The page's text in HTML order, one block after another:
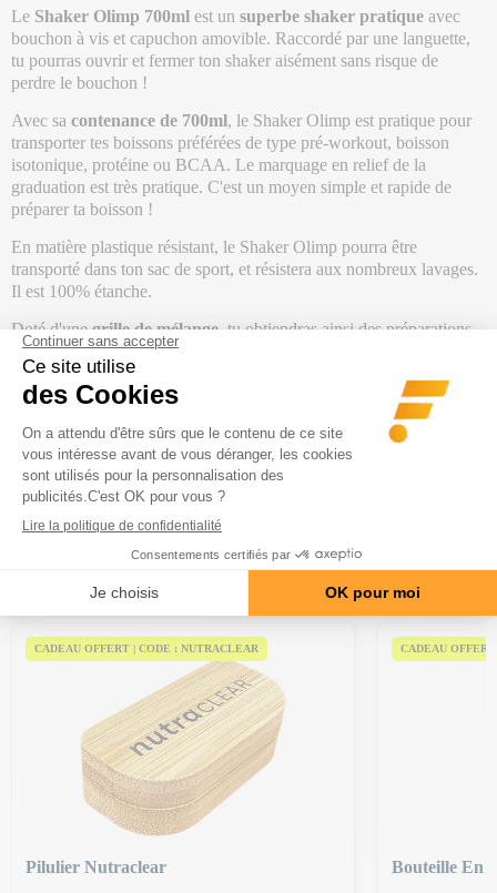
Le Shaker Olimp 700ml est un superbe shaker pratique avec
bouchon à vis et capuchon amovible. Raccordé par une languette,
tu pourras ouvrir et fermer ton shaker aisément sans risque de
perdre le bouchon !
Avec sa contenance de 700ml, le Shaker Olimp est pratique pour
transporter tes boissons préférées de type pré-workout, boisson
isotonique, protéine ou BCAA. Le marquage en relief de la
graduation est très pratique. C'est un moyen simple et rapide de
préparer ta boisson !
En matière plastique résistant, le Shaker Olimp pourra être
transporté dans ton sac de sport, et résistera aux nombreux lavages.
Il est 100% étanche.
Doté d'unegrille de mélange, tu obtiendras ainsi des préparations
onctueuses et sans grumeaux, agréables à boire.
Soncoloris bleu et transparent
est fun, et te permettra de porter
Un shaker à amener partout avec toi, peu importe les circonstances
PRODUITS DE LA MÊME
CATÉGORIE
CADEAU OFFERT | CODE : NUTRACLEAR
Pilulier Nutraclear
CADEAU
Bouteille En